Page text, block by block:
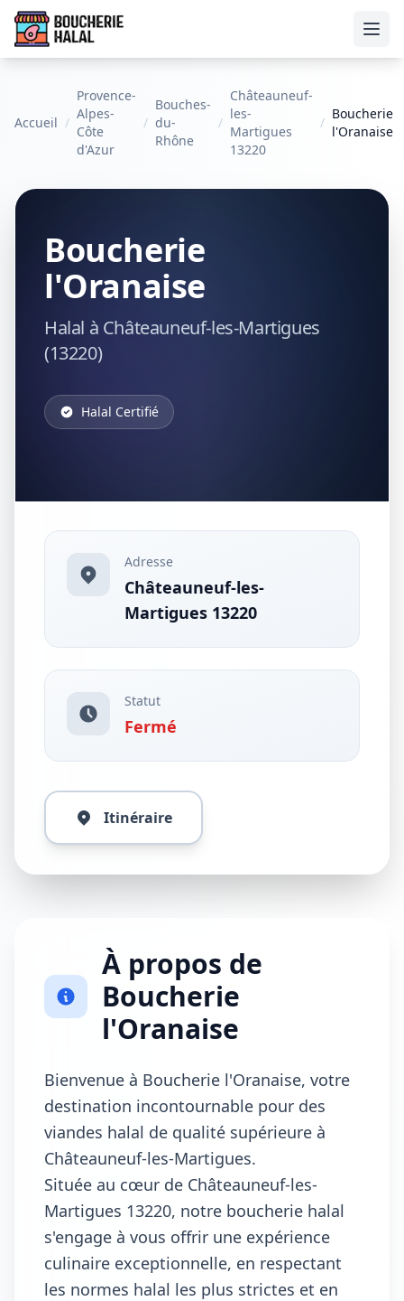
Accueil /
Provence-
Alpes-
Côte
d'Azur
/
Bouches-
du-
Rhône
/
Châteauneuf-
les-
Martigues
13220
/
Boucherie
l'Oranaise
Boucherie
l'Oranaise
Halal à Châteauneuf-les-Martigues
(13220)
Halal Certifié
Adresse
Châteauneuf-les-
Martigues 13220
Statut
Fermé
Itinéraire
À propos de
Boucherie
l'Oranaise
Bienvenue à Boucherie l'Oranaise, votre
destination incontournable pour des
viandes halal de qualité supérieure à
Châteauneuf-les-Martigues.
Située au cœur de Châteauneuf-les-
Martigues 13220, notre boucherie halal
s'engage à vous offrir une expérience
culinaire exceptionnelle, en respectant
les normes halal les plus strictes et en